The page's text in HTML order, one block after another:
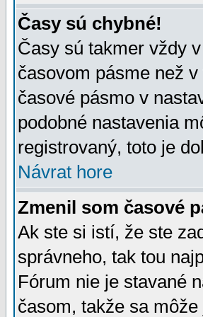
Časy sú chybné!
Časy sú takmer vždy
časovom pásme než
časové pásmo v
podobné nastavenia
registrovaný, toto je
Návrat hore
Zmenil som časové
Ak ste si istí, že ste
správneho, tak tou
Fórum nie je stavané
časom, takže sa